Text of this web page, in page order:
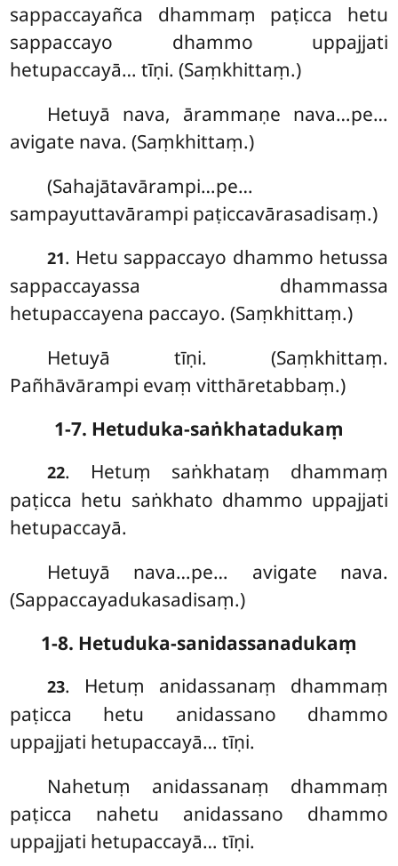
sappaccayañca dhammaṃ paṭicca hetu
sappaccayo dhammo uppajjati
hetupaccayā… tīṇi. (Saṃkhittaṃ.)
Hetuyā nava, ārammaṇe nava…pe…
avigate nava. (Saṃkhittaṃ.)
(Sahajātavārampi…pe…
sampayuttavārampi paṭiccavārasadisaṃ.)
21. Hetu sappaccayo dhammo hetussa
sappaccayassa dhammassa
hetupaccayena paccayo. (Saṃkhittaṃ.)
Hetuyā tīṇi. (Saṃkhittaṃ.
Pañhāvārampi evaṃ vitthāretabbaṃ.)
1-7. Hetuduka-saṅkhatadukaṃ
22. Hetuṃ saṅkhataṃ dhammaṃ
paṭicca hetu saṅkhato dhammo uppajjati
hetupaccayā.
Hetuyā nava…pe… avigate nava.
(Sappaccayadukasadisaṃ.)
1-8. Hetuduka-sanidassanadukaṃ
23. Hetuṃ anidassanaṃ dhammaṃ
paṭicca hetu anidassano dhammo
uppajjati hetupaccayā… tīṇi.
Nahetuṃ anidassanaṃ dhammaṃ
paṭicca nahetu anidassano dhammo
uppajjati hetupaccayā… tīṇi.